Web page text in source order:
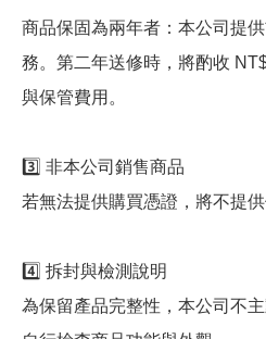
商品保固為兩年者：本公司提
務。第二年送修時，將酌收
與保管費用。
3️⃣ 非本公司銷售商品
若無法提供購買憑證，將不提供
4️⃣ 拆封與檢測說明
為保留產品完整性，本公司不